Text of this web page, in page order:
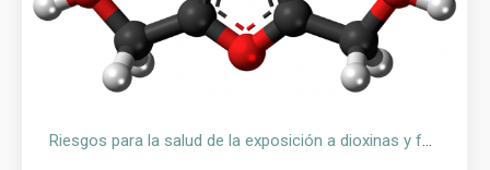
Riesgos para la salud de la exposición a dioxinas y furanos